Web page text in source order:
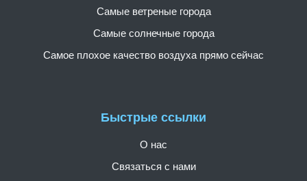
Быстрые ссылки
О нас
Связаться с нами
Самые ветреные города
Самые солнечные города
Самое плохое качество воздуха прямо сейчас